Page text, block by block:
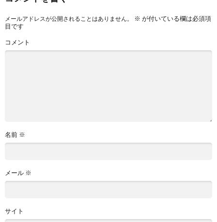
メールアドレスが公開されることはありません。 ※ が付いている欄は必須項
目です
コメント
名前 ※
メール ※
サイト